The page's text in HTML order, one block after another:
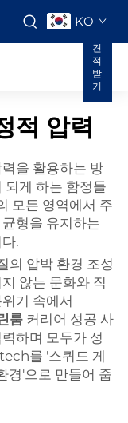
KO
견
적
받
기
적 압력
을 활용하는 방
되게 하는 함정들
모든 영역에서 주
형을 유지하는
.
의 압박 환경 조성
않는 문화와 직
기 속에서
룸 커리어 성공 사
하며 모두가 성
를 '스퀴드 게
경'으로 만들어 줍